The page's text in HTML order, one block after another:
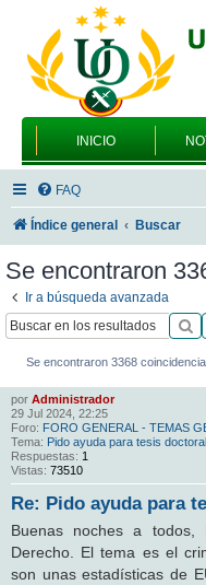
INICIO
FAQ
Índice general Buscar
Se encontraron
Ir a búsqueda avanzada
Se encontraron 3368
por Administrador
29 Jul 2024, 22:25
Foro: FORO GENERAL - TEMAS
Tema: Pido ayuda para tesis doctoral
Respuestas: 1
Vistas: 73510
Re: Pido ayuda para
Buenas noches a todos,
Derecho. El tema es el
son unas estadísticas de